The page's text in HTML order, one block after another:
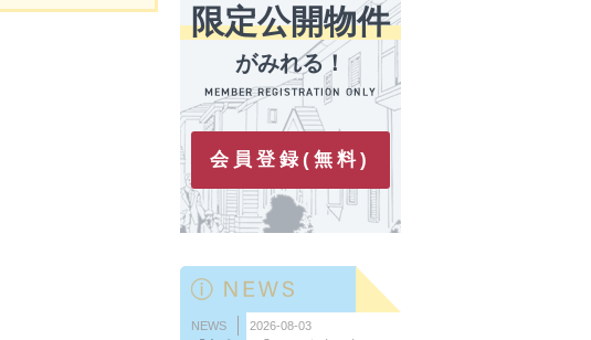
限定公開物件
がみれる！
会員登録(無料)